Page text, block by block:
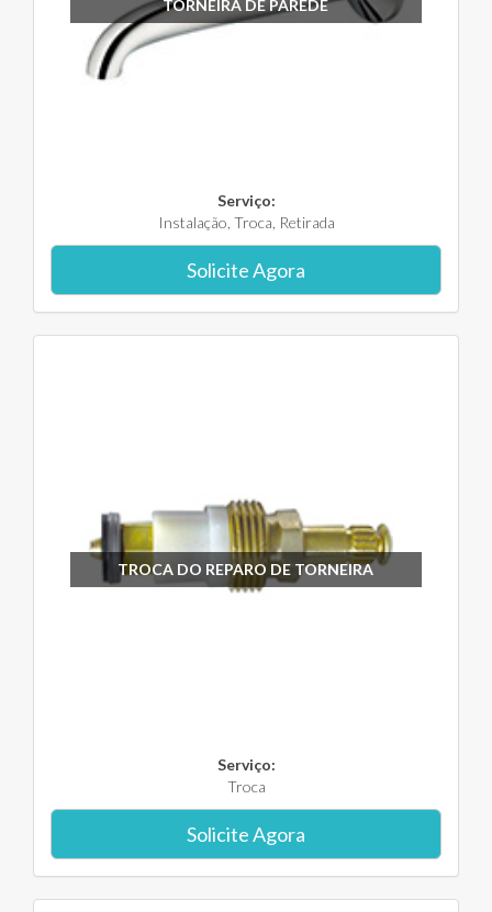
TORNEIRA DE PAREDE
Serviço:
Instalação, Troca, Retirada
Solicite Agora
TROCA DO REPARO DE TORNEIRA
Serviço:
Troca
Solicite Agora